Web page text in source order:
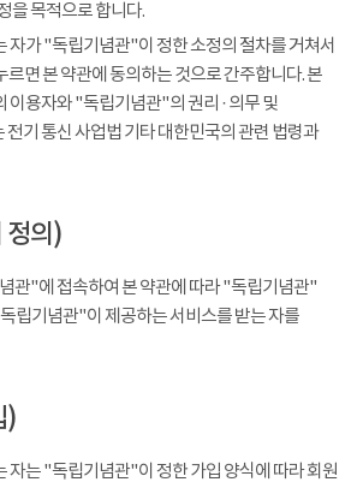
을 목적으로 합니다.
자가 "독립기념관"이 정한 소정의 절차를 거쳐서
면 본 약관에 동의하는 것으로 간주합니다. 본
이용자와 "독립기념관"의 권리 · 의무 및
전기 통신 사업법 기타 대한민국의 관련 법령과
정의)
관"에 접속하여 본 약관에 따라 "독립기념관"
립기념관"이 제공하는 서비스를 받는 자를
)
자는 "독립기념관"이 정한 가입 양식에 따라 회원